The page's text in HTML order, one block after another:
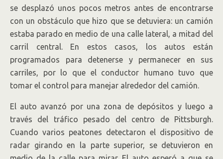
se desplazó unos pocos metros antes de encontrarse
con un obstáculo que hizo que se detuviera: un camión
estaba parado en medio de una calle lateral, a mitad del
carril central. En estos casos, los autos están
programados para detenerse y permanecer en sus
carriles, por lo que el conductor humano tuvo que
tomar el control para manejar alrededor del camión.
El auto avanzó por una zona de depósitos y luego a
través del tráfico pesado del centro de Pittsburgh.
Cuando varios peatones detectaron el dispositivo de
radar girando en la parte superior, se detuvieron en